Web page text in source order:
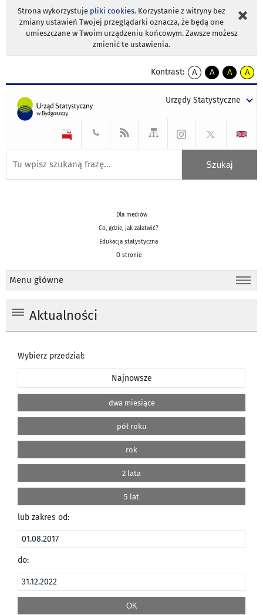
Strona wykorzystuje pliki cookies. Korzystanie z witryny bez
zmiany ustawień Twojej przeglądarki oznacza, że będą one
umieszczane w Twoim urządzeniu końcowym. Zawsze możesz
zmienić te ustawienia.
Kontrast:
A
kontrast
A
kontrast
tekst
czarnym
A
kontrast
tekst
czarnym
A
tekst
żółtym
Urzędy Statystyczne
Dla mediów
Co, gdzie, jak załatwić?
Edukacja statystyczna
O stronie
Menu główne
Aktualności
Wybierz przedział:
Najnowsze
dwa miesiące
pół roku
rok
2 lata
5 lat
lub zakres od:
do: